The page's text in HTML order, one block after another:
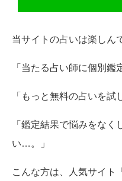
当サイトの占いは楽しん
「当たる占い師に個別
「もっと無料の占いを試
「鑑定結果で悩みをなく
い…。」
こんな方は、人気サイト